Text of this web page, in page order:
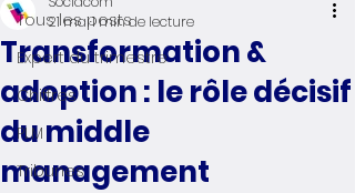
Tous les posts
Expert du trimestre
Chiffres
PLM
Tribunes
Transformation &
adoption : le rôle décisif
du middle
management
21 mai1 min de lecture